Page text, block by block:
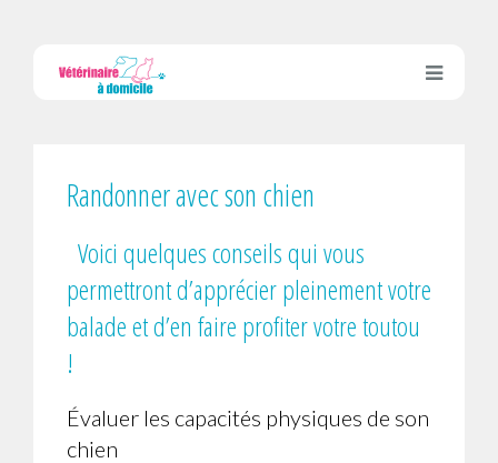
Randonner avec son chien
Voici quelques conseils qui vous
permettront d’apprécier pleinement votre
balade et d’en faire profiter votre toutou
!
Évaluer les capacités physiques de son
chien